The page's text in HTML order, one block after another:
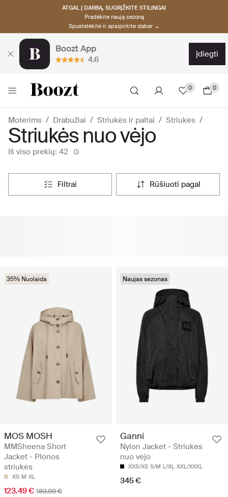
ATGAL Į DARBĄ, SUGRĮŽKITE STILINGAI
Pradėkite naują sezoną
Spustelėkite ir apsipirkite dabar →
Boozt App
4.6
įdiegti
0 0
Moterims Drabužiai Striukės ir paltai Striukės
Striukės nuo vėjo
Iš viso prekių: 42
filtrai rūšiuoti pagal
35% Nuolaida
MOS MOSH
MMSheena Short
Jacket - Plonos
striukės
XS M XL
123.49 € 189.99 €
Naujas sezonas
Ganni
Nylon Jacket - Striukės
nuo vėjo
XXS/XS S/M L/XL XXL/XXXL
345 €